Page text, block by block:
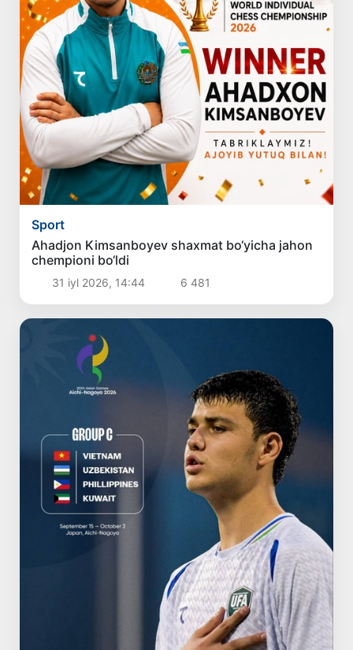
Sport
Ahadjon Kimsanboyev shaxmat bo‘yicha jahon
chempioni bo‘ldi
31 iyl 2026, 14:44 6 481